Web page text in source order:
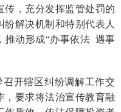
， 充分发挥监管处罚的
纷解决机制和特别代表人
推动形成“办事依法 遇事
开辖区纠纷调解工作交
，要求将法治宣传教育融